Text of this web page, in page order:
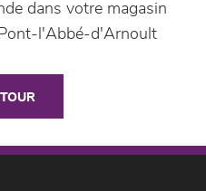
dans votre magasin
l'Abbé-d'Arnoult